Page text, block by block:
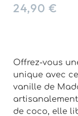
24,90 €
Offrez-vous
unique avec
vanille de
de coco, elle